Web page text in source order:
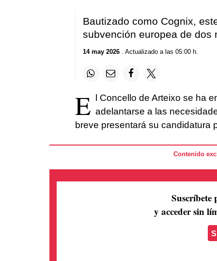
Bautizado como Cognix,
subvención europea de dos
14 may 2026. Actualizado a las 05:00 h.
E l Concello de Arteixo se ha
adelantarse a las
breve presentará su candidatura
Contenido
Suscríbete
y acceder sin